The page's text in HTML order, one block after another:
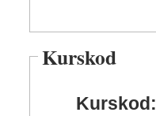
Kurskod
Kurskod: